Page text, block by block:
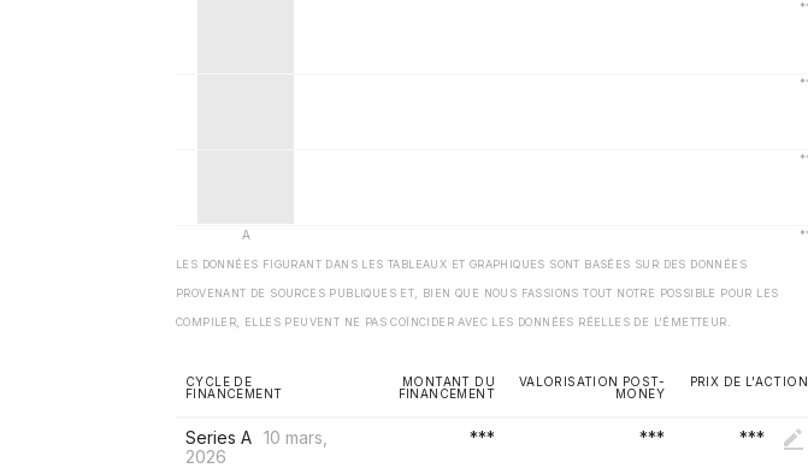
LES DONNÉES FIGURANT DANS LES TABLEAUX ET GRAPHIQUES SONT BASÉES SUR DES DONNÉES
PROVENANT DE SOURCES PUBLIQUES ET, BIEN QUE NOUS FASSIONS TOUT NOTRE POSSIBLE POUR LES
COMPILER, ELLES PEUVENT NE PAS COÏNCIDER AVEC LES DONNÉES RÉELLES DE L'ÉMETTEUR.
CYCLE DE
FINANCEMENT
MONTANT DU
FINANCEMENT
VALORISATION POST-
MONEY
PRIX DE L'ACTION
Series A 10 mars,
2026
*** *** ***